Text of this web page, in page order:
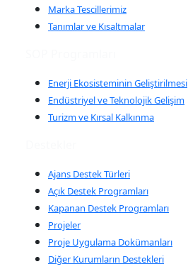
Marka Tescillerimiz
Tanımlar ve Kısaltmalar
Enerji Ekosisteminin Geliştirilmesi
Endüstriyel ve Teknolojik Gelişim
Turizm ve Kırsal Kalkınma
Ajans Destek Türleri
Açık Destek Programları
Kapanan Destek Programları
Projeler
Proje Uygulama Dokümanları
Diğer Kurumların Destekleri